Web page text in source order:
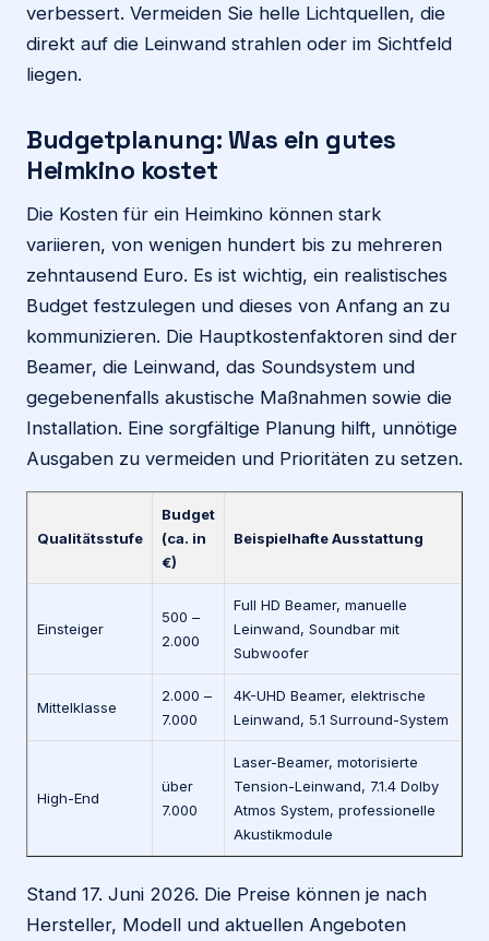
verbessert. Vermeiden Sie helle Lichtquellen, die
direkt auf die Leinwand strahlen oder im Sichtfeld
liegen.
Budgetplanung: Was ein gutes
Heimkino kostet
Die Kosten für ein Heimkino können stark
variieren, von wenigen hundert bis zu mehreren
zehntausend Euro. Es ist wichtig, ein realistisches
Budget festzulegen und dieses von Anfang an zu
kommunizieren. Die Hauptkostenfaktoren sind der
Beamer, die Leinwand, das Soundsystem und
gegebenenfalls akustische Maßnahmen sowie die
Installation. Eine sorgfältige Planung hilft, unnötige
Ausgaben zu vermeiden und Prioritäten zu setzen.
Qualitätsstufe
Budget
(ca. in
€)
Beispielhafte Ausstattung
Einsteiger
500 –
2.000
Full HD Beamer, manuelle
Leinwand, Soundbar mit
Subwoofer
Mittelklasse
2.000 –
7.000
4K-UHD Beamer, elektrische
Leinwand, 5.1 Surround-System
High-End
über
7.000
Laser-Beamer, motorisierte
Tension-Leinwand, 7.1.4 Dolby
Atmos System, professionelle
Akustikmodule
Stand 17. Juni 2026. Die Preise können je nach
Hersteller, Modell und aktuellen Angeboten